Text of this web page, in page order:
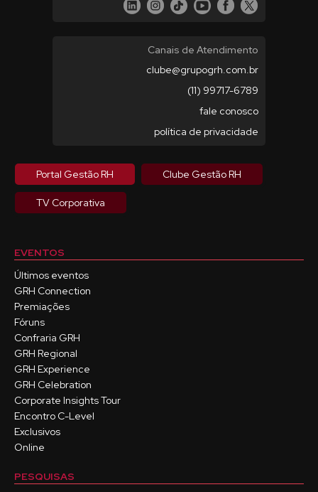
Canais de Atendimento
clube@grupogrh.com.br
(11) 99717-6789
fale conosco
política de privacidade
Portal Gestão RH Clube Gestão RH
TV Corporativa
EVENTOS
Últimos eventos
GRH Connection
Premiações
Fóruns
Confraria GRH
GRH Regional
GRH Experience
GRH Celebration
Corporate Insights Tour
Encontro C-Level
Exclusivos
Online
PESQUISAS